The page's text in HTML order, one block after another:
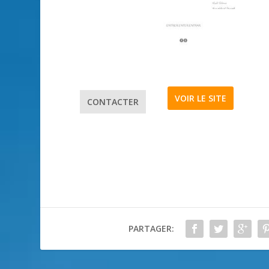
CONTACTER VOIR LE SITE
PARTAGER: